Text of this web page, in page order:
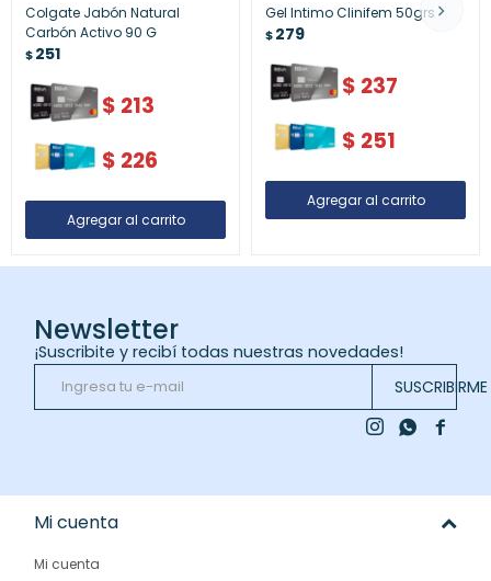
Colgate Jabón Natural
Carbón Activo 90 G
$251
$ 213
$ 226
Gel Intimo Clinifem 50grs
$279
$ 237
$ 251
Newsletter
¡Suscribite y recibí todas nuestras novedades!
SUSCRIBIRME

 
Mi cuenta
Mi cuenta